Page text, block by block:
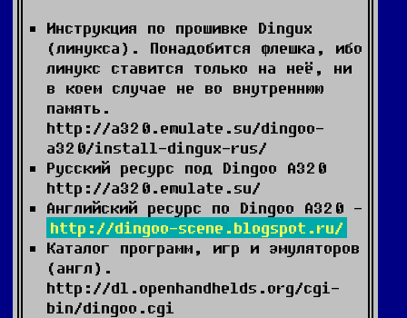
Инструкция по прошивке Dingux
(линукса). Понадобится флешка, ибо
линукс ставится только на неё, ни
в коем случае не во внутреннюю
память.
http://a320.emulate.su/dingoo-
a320/install-dingux-rus/
Русский ресурс под Dingoo A320
http://a320.emulate.su/
Английский ресурс по Dingoo A320 -
http://dingoo-scene.blogspot.ru/
Каталог программ, игр и эмуляторов
(англ).
http://dl.openhandhelds.org/cgi-
bin/dingoo.cgi